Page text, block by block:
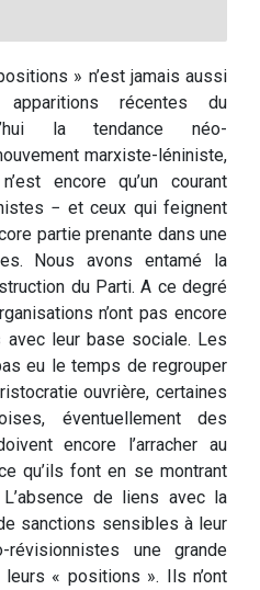
» n’est jamais aussi
récentes du
la tendance néo-
marxiste-léniniste,
encore qu’un courant
− et ceux qui feignent
partie prenante dans une
Nous avons entamé la
du Parti. A ce degré
n’ont pas encore
leur base sociale. Les
eu le temps de regrouper
ouvrière, certaines
éventuellement des
encore l’arracher au
qu’ils font en se montrant
de liens avec la
sanctions sensibles à leur
une grande
« positions ». Ils n’ont